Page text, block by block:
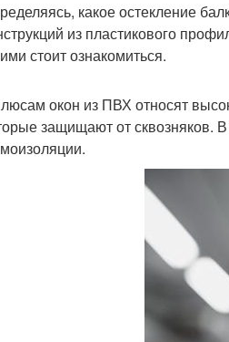
какое остекление
из пластикового
стоит ознакомиться.
окон из ПВХ относят
защищают от сквозняков.